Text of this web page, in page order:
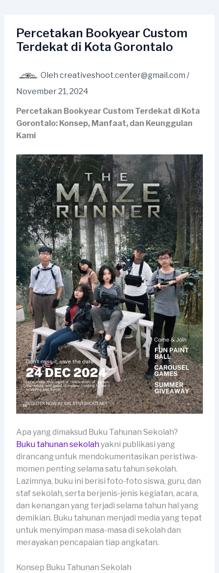
kontenPercetakan Bookyear Custom
Terdekat di Kota Gorontalo
Oleh creativeshoot.center@gmail.com /
November 21, 2024
Percetakan Bookyear Custom Terdekat di Kota
Gorontalo: Konsep, Manfaat, dan Keunggulan
Kami
Apa yang dimaksud Buku Tahunan Sekolah?
Buku tahunan sekolahyakni publikasi yang
dirancang untuk mendokumentasikan peristiwa-
momen penting selama satu tahun sekolah.
Lazimnya, buku ini berisi foto-foto siswa, guru, dan
staf sekolah, serta berjenis-jenis kegiatan, acara,
dan kenangan yang terjadi selama tahun hal yang
demikian. Buku tahunan menjadi media yang tepat
untuk menyimpan masa-masa di sekolah dan
merayakan pencapaian tiap angkatan.
Konsep Buku Tahunan Sekolah